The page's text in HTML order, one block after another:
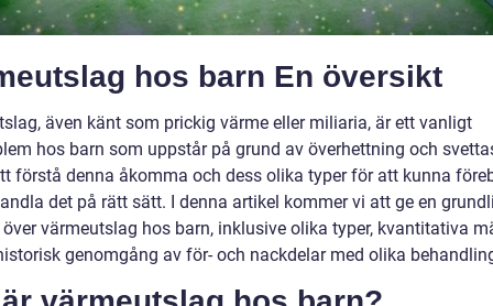
hos barn En översikt
även känt som prickig värme eller miliaria, är ett vanligt
hos barn som uppstår på grund av överhettning och
förstå denna åkomma och dess olika typer för att kunna
det på rätt sätt. I denna artikel kommer vi att ge en
värmeutslag hos barn, inklusive olika typer, kvantitativa
genomgång av för- och nackdelar med olika